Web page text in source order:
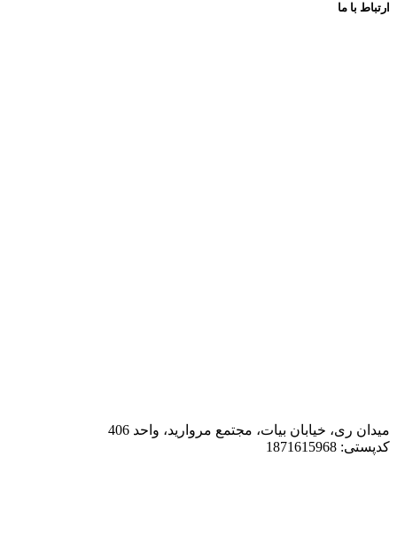
ارتباط با ما
میدان ری، خیابان بیات، مجتمع مروارید، واحد 406
کدپستی: 1871615968